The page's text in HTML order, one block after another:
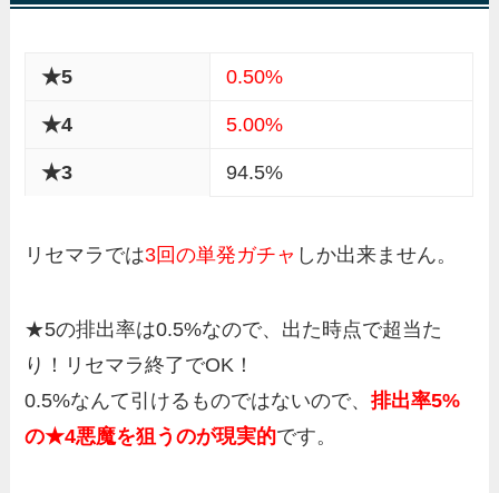
★5 0.50%
★4 5.00%
★3 94.5%
リセマラでは3回の単発ガチャ しか出来ません。
★5の排出率は0.5%なので、出た時点で超当た
り！リセマラ終了でOK！
0.5%なんて引けるものではないので、排出率5%
の★4悪魔を狙うのが現実的です。